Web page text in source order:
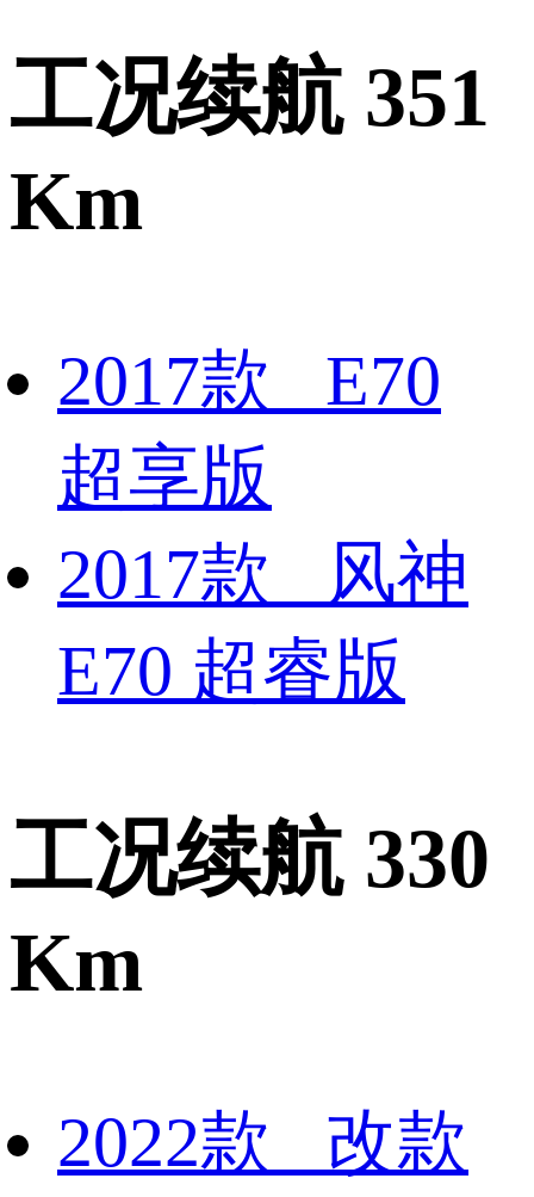
工况续航 351
Km
2017款 E70
超享版
2017款 风神
E70 超睿版
工况续航 330
Km
2022款 改款